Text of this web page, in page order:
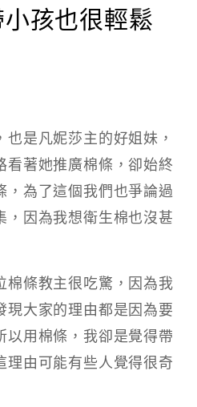
孩也很輕鬆
是凡妮莎主的好姐妹，
看著她推廣棉條，卻始終
，為了這個我們也爭論過
，因為我想衛生棉也沒甚
棉條教主很吃驚，因為我
現大家的理由都是因為要
以用棉條，我卻是覺得帶
理由可能有些人覺得很奇